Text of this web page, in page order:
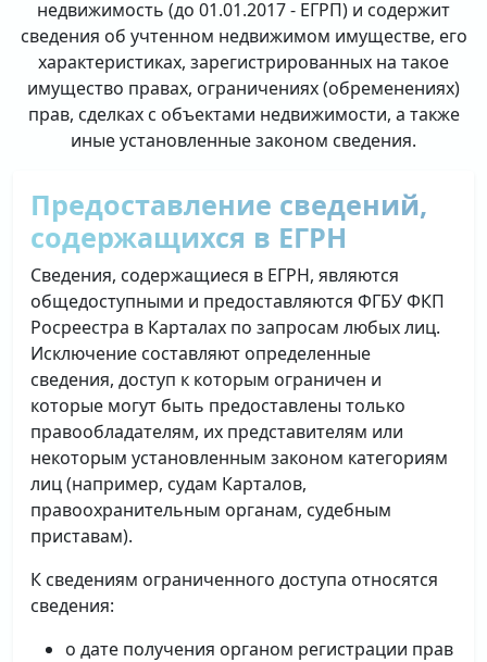
недвижимость (до 01.01.2017 - ЕГРП) и содержит
сведения об учтенном недвижимом имуществе, его
характеристиках, зарегистрированных на такое
имущество правах, ограничениях (обременениях)
прав, сделках с объектами недвижимости, а также
иные установленные законом сведения.
Предоставление сведений,
содержащихся в ЕГРН
Сведения, содержащиеся в ЕГРН, являются
общедоступными и предоставляются ФГБУ ФКП
Росреестра в Карталах по запросам любых лиц.
Исключение составляют определенные
сведения, доступ к которым ограничен и
которые могут быть предоставлены только
правообладателям, их представителям или
некоторым установленным законом категориям
лиц (например, судам Карталов,
правоохранительным органам, судебным
приставам).
К сведениям ограниченного доступа относятся
сведения:
о дате получения органом регистрации прав